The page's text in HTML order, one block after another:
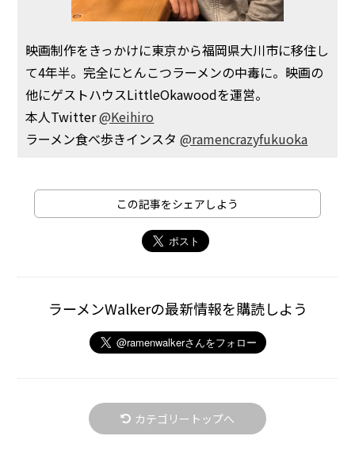
映画制作をきっかけに東京から福岡県大川市に移住し
て4年半。完全にとんこつラーメンの中毒に。映画の
他にゲストハウスLittleOkawoodを運営。
本人Twitter@Keihiro
ラーメン食べ歩きインスタ@ramencrazyfukuoka
この記事をシェアしよう
ラーメンWalkerの最新情報を購読しよう
カテゴリートップへ